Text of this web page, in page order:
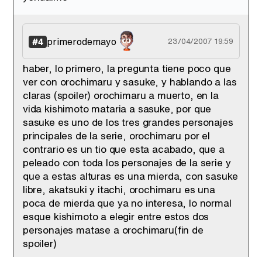
#4 primerodemayo 23/04/2007 19:59
haber, lo primero, la pregunta tiene poco que
ver con orochimaru y sasuke, y hablando a las
claras (spoiler) orochimaru a muerto, en la
vida kishimoto mataria a sasuke, por que
sasuke es uno de los tres grandes personajes
principales de la serie, orochimaru por el
contrario es un tio que esta acabado, que a
peleado con toda los personajes de la serie y
que a estas alturas es una mierda, con sasuke
libre, akatsuki y itachi, orochimaru es una
poca de mierda que ya no interesa, lo normal
esque kishimoto a elegir entre estos dos
personajes matase a orochimaru(fin de
spoiler)